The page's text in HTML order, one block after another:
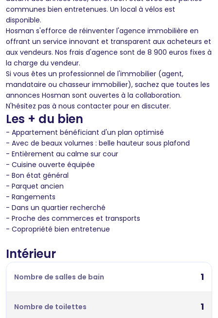
communes bien entretenues. Un local à vélos est
disponible.
Hosman s'efforce de réinventer l'agence immobilière en
offrant un service innovant et transparent aux acheteurs et
aux vendeurs. Nos frais d'agence sont de 8 900 euros fixes à
la charge du vendeur.
Si vous êtes un professionnel de l'immobilier (agent,
mandataire ou chasseur immobilier), sachez que toutes les
annonces Hosman sont ouvertes à la collaboration.
N'hésitez pas à nous contacter pour en discuter.
Les + du bien
- Appartement bénéficiant d'un plan optimisé
- Avec de beaux volumes : belle hauteur sous plafond
- Entièrement au calme sur cour
- Cuisine ouverte équipée
- Bon état général
- Parquet ancien
- Rangements
- Dans un quartier recherché
- Proche des commerces et transports
- Copropriété bien entretenue
Intérieur
Nombre de salles de bain 1
Nombre de toilettes 1